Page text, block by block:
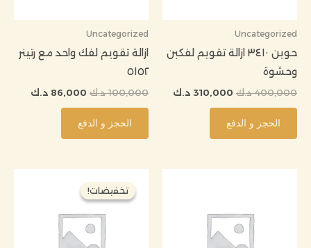
Uncategorized
حوين ٣٤١٠ ازالة تقويم لفكبن
وحشوة
400,000 د.ك 310,000 د.ك
الحجز و الدفع
Uncategorized
ازالة تقويم لفك واحد مع رتينر
٥١٥٢
100,000 د.ك 86,000 د.ك
الحجز و الدفع
تخفيضات!
تخفيضات! الأصلي
هو: